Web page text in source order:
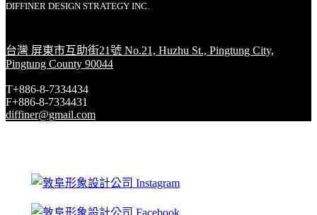
DIFFINER DESIGN STRATEGY INC.
台灣 屏東市互助街21號 No.21, Huzhu St., Pingtung City,
Pingtung County 90044
T+886-8-7334434
F+886-8-7334431
diffiner@gmail.com